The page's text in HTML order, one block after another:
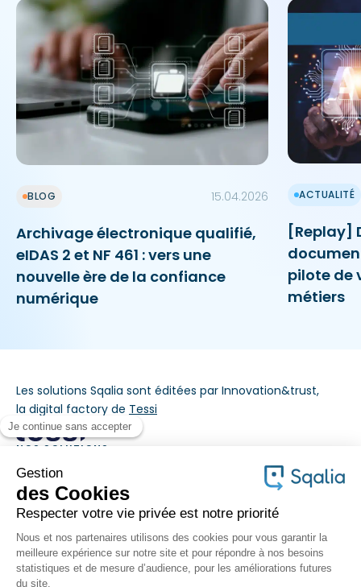
BLOG 15.04.2026
Archivage électronique qualifié,
eIDAS 2 et NF 461 : vers une
nouvelle ère de la confiance
numérique
ACTUALITÉ
[Replay]
pilote de
métiers
Les solutions Sqalia sont éditées par Innovation&trust,
la digital factory de Tessi
NOS SOLUTIONS
MÉTIERS